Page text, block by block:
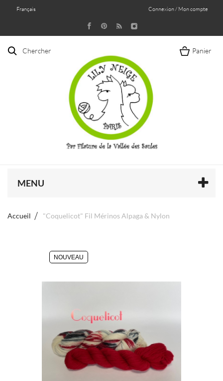
Français Connexion / Mon compte
Chercher Panier
MENU
Accueil "Coquelicot" Fil Mérinos Alpaga & Nylon
NOUVEAU